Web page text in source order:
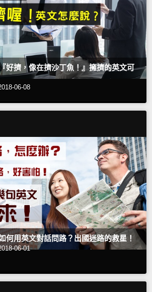
好擠，像在擠沙丁魚！』擁擠的英文可
06-08
何用英文對話問路？出國迷路的救星！
06-01